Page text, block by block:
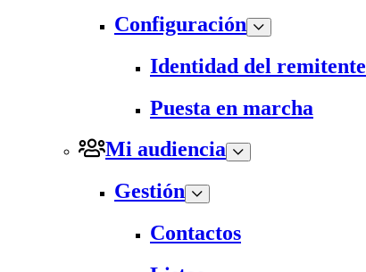
Configuración
Identidad del remitente
Puesta en marcha
Mi audiencia
Gestión
Contactos